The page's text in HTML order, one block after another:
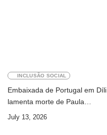
INCLUSÃO SOCIAL
Embaixada de Portugal em Díli
lamenta morte de Paula
Ferreira Pinto
July 13, 2026